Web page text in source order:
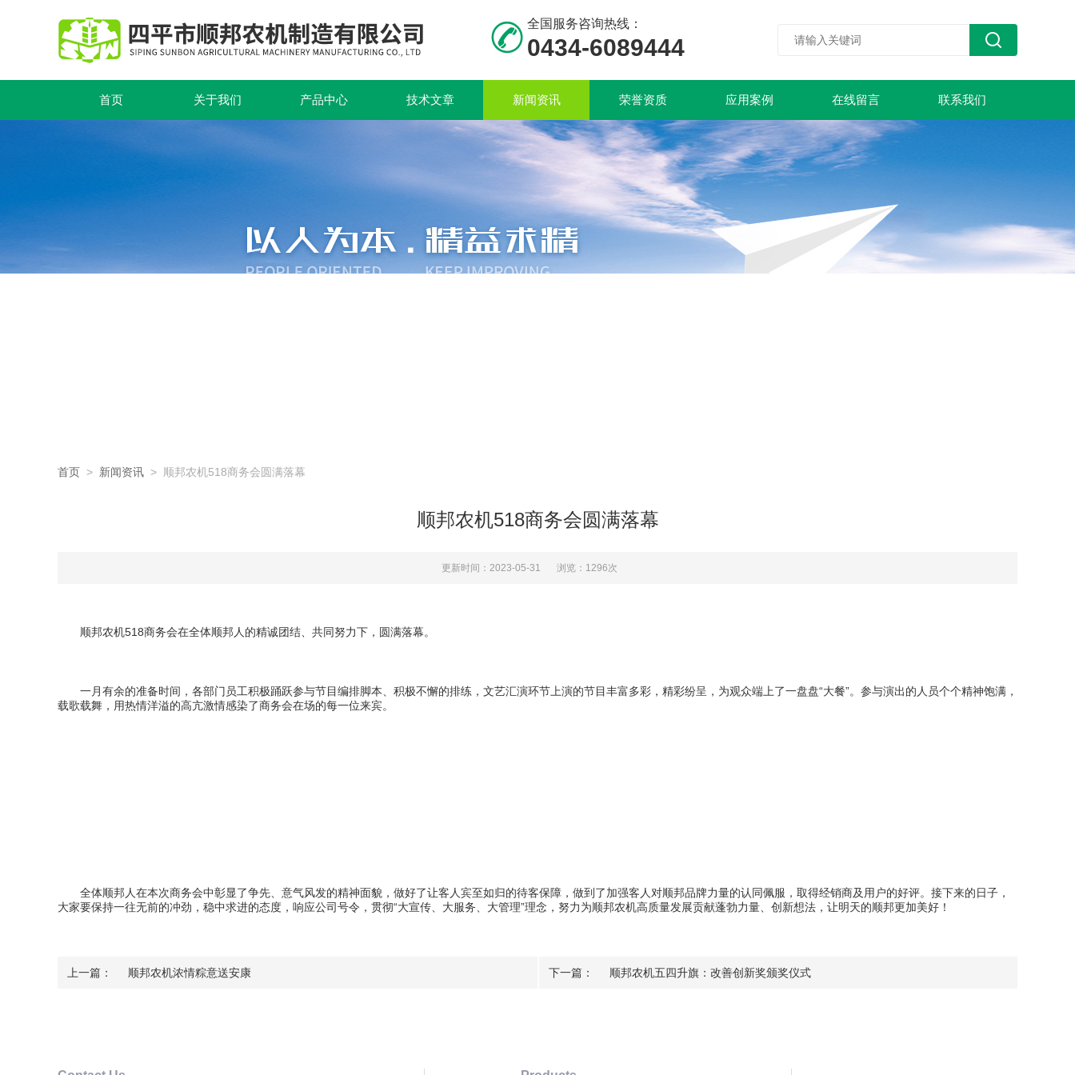
全国服务咨询热线：
0434-6089444
首页 关于我们 产品中心 技术文章 新闻资讯 荣誉资质 应用案例 在线留言 联系我们
首页 > 新闻资讯 > 顺邦农机518商务会圆满落幕
顺邦农机518商务会圆满落幕
更新时间：2023-05-31 浏览：1296次
顺邦农机518商务会在全体顺邦人的精诚团结、共同努力下，圆满落幕。
一月有余的准备时间，各部门员工积极踊跃参与节目编排脚本、积极不懈的排练，文艺汇演环节上演的节目丰富多彩，精彩纷呈，为观众端上了一盘盘“大餐”。参与演出的人员个个精神饱满，
载歌载舞，用热情洋溢的高亢激情感染了商务会在场的每一位来宾。
全体顺邦人在本次商务会中彰显了争先、意气风发的精神面貌，做好了让客人宾至如归的待客保障，做到了加强客人对顺邦品牌力量的认同佩服，取得经销商及用户的好评。接下来的日子，
大家要保持一往无前的冲劲，稳中求进的态度，响应公司号令，贯彻“大宣传、大服务、大管理”理念，努力为顺邦农机高质量发展贡献蓬勃力量、创新想法，让明天的顺邦更加美好！
上一篇： 顺邦农机浓情粽意送安康 下一篇： 顺邦农机五四升旗：改善创新奖颁奖仪式